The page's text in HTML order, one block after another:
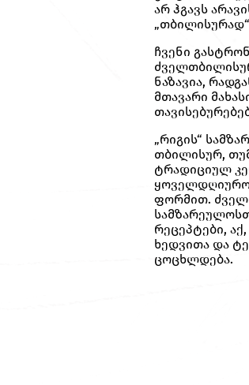
არ ჰგავს
„თბილისურად“
ჩვენი
ნაზავია,
მთავარი
„რიგის“
თბილისურ,
ტრადიციულ
ფორმით.
რეცეპტები,
ხედვითა და
ცოცხლდება.